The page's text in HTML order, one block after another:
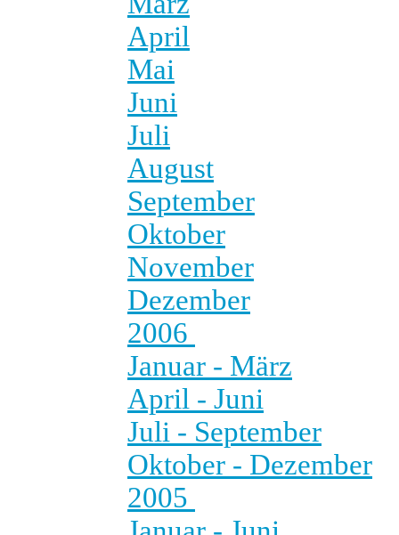
April
Mai
Juni
Juli
August
September
Oktober
November
Dezember
2006
Januar - März
April - Juni
Juli - September
Oktober - Dezember
2005